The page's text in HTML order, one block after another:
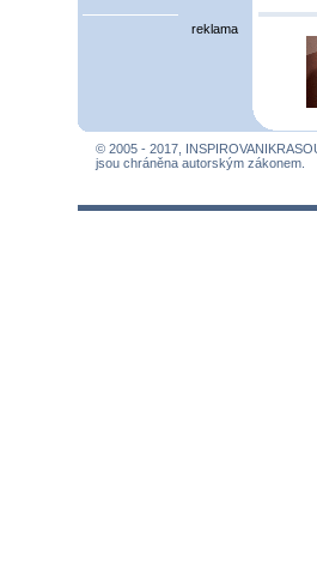
reklama
© 2005 - 2017,
jsou chráněna autorským zákonem.